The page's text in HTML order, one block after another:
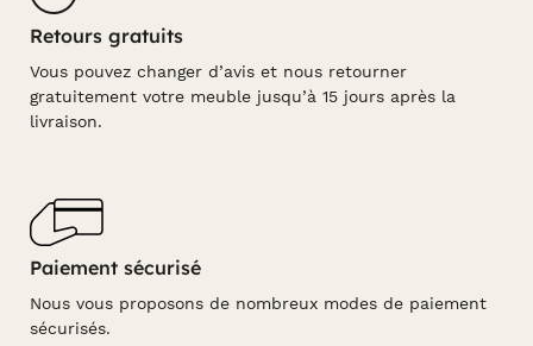
Retours gratuits
Vous pouvez changer d’avis et nous retourner
gratuitement votre meuble jusqu’à 15 jours après la
livraison.
Paiement sécurisé
Nous vous proposons de nombreux modes de paiement
sécurisés.